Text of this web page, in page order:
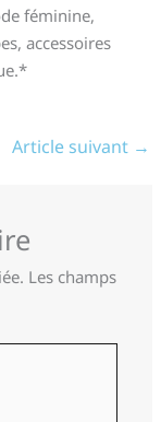
féminine,
accessoires
Article suivant →
Les champs